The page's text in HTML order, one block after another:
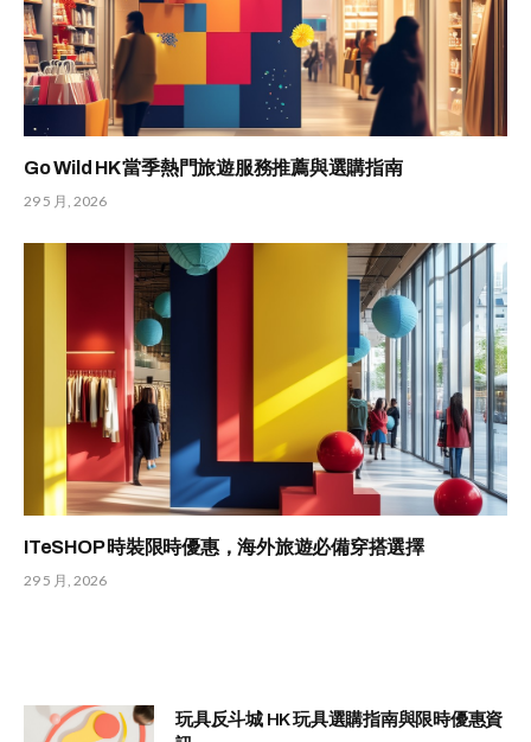
Go Wild HK 當季熱門旅遊服務推薦與選購指南
29 5 月, 2026
ITeSHOP 時裝限時優惠，海外旅遊必備穿搭選擇
29 5 月, 2026
玩具反斗城 HK 玩具選購指南與限時優惠資